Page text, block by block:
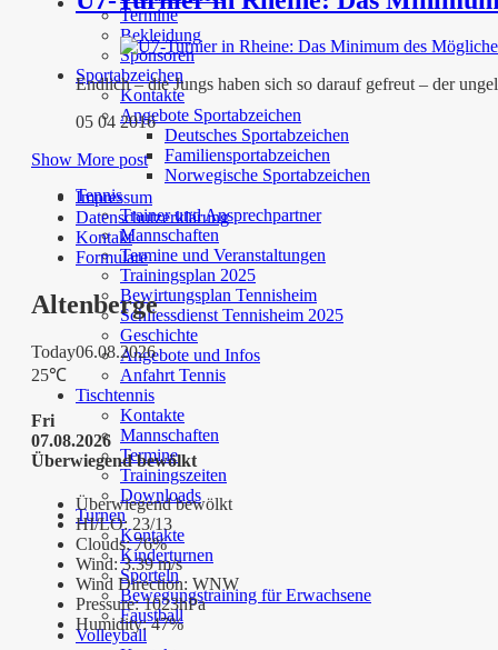
Termine
Bekleidung
Sponsoren
Sportabzeichen
Kontakte
Angebote Sportabzeichen
Deutsches Sportabzeichen
Familiensportabzeichen
Norwegische Sportabzeichen
Tennis
Trainer und Ansprechpartner
Mannschaften
Termine und Veranstaltungen
Trainingsplan 2025
Bewirtungsplan Tennisheim
Schliessdienst Tennisheim 2025
Geschichte
Angebote und Infos
Anfahrt Tennis
Tischtennis
Kontakte
Mannschaften
Termine
Trainingszeiten
Downloads
Turnen
Kontakte
Kinderturnen
Sporteln
Bewegungstraining für Erwachsene
Faustball
Volleyball
Endlich – die Jungs haben sich so darauf gefreut – der
05 04 2016
Show More post
Impressum
Datenschutzerklärung
Kontakt
Formulare
Altenberge
Today06.08.2026
25℃
Fri
07.08.2026
Überwiegend bewölkt
Überwiegend bewölkt
HI/LO: 23/13
Clouds:76%
Wind:3.39 m/s
Wind Direction: WNW
Pressure:1023hPa
Humidity:47%